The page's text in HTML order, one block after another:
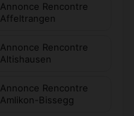
Annonce Rencontre
Affeltrangen
Annonce Rencontre
Altishausen
Annonce Rencontre
Amlikon-Bissegg